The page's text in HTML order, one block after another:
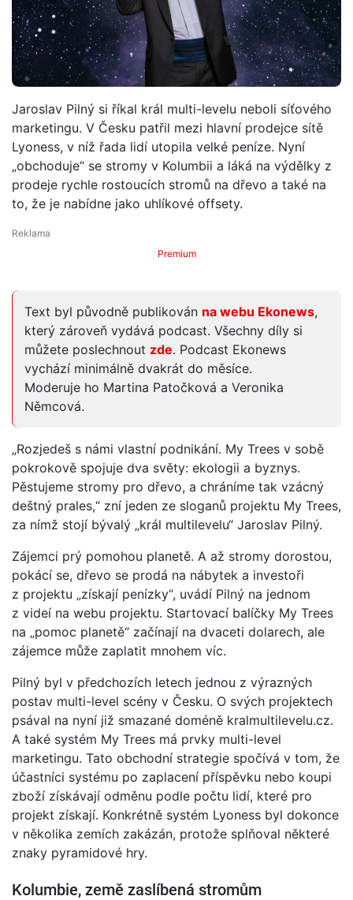
Jaroslav Pilný si říkal král multi-levelu neboli síťového
marketingu. V Česku patřil mezi hlavní prodejce sítě
Lyoness, v níž řada lidí utopila velké peníze. Nyní
„obchoduje“ se stromy v Kolumbii a láká na výdělky z
prodeje rychle rostoucích stromů na dřevo a také na
to, že je nabídne jako uhlíkové offsety.
Premium
Text byl původně publikován na webu Ekonews,
který zároveň vydává podcast. Všechny díly si
můžete poslechnout zde. Podcast Ekonews
vychází minimálně dvakrát do měsíce.
Moderuje ho Martina Patočková a Veronika
Němcová.
„Rozjedeš s námi vlastní podnikání. My Trees v sobě
pokrokově spojuje dva světy: ekologii a byznys.
Pěstujeme stromy pro dřevo, a chráníme tak vzácný
deštný prales,“ zní jeden ze sloganů projektu My Trees,
za nímž stojí bývalý „král multilevelu“ Jaroslav Pilný.
Zájemci prý pomohou planetě. A až stromy dorostou,
pokácí se, dřevo se prodá na nábytek a investoři
z projektu „získají penízky“, uvádí Pilný na jednom
z videí na webu projektu. Startovací balíčky My Trees
na „pomoc planetě“ začínají na dvaceti dolarech, ale
zájemce může zaplatit mnohem víc.
Pilný byl v předchozích letech jednou z výrazných
postav multi-level scény v Česku. O svých projektech
psával na nyní již smazané doméně kralmultilevelu.cz.
A také systém My Trees má prvky multi-level
marketingu. Tato obchodní strategie spočívá v tom, že
účastníci systému po zaplacení příspěvku nebo koupi
zboží získávají odměnu podle počtu lidí, které pro
projekt získají. Konkrétně systém Lyoness byl dokonce
v několika zemích zakázán, protože splňoval některé
znaky pyramidové hry.
Kolumbie, země zaslíbená stromům